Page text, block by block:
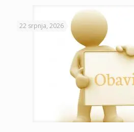
22 srpnja, 2026